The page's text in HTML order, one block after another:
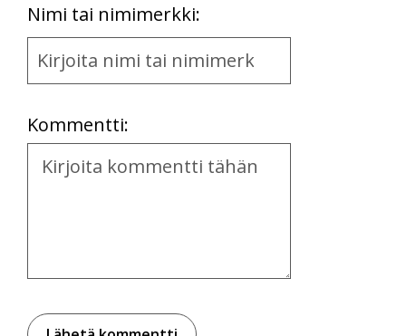
Nimi tai nimimerkki:
Name
and
Kommentti:
Kommentti